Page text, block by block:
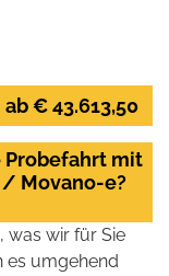
€ 43.613,50
Probefahrt mit
/ Movano-e?
was wir für Sie
es umgehend